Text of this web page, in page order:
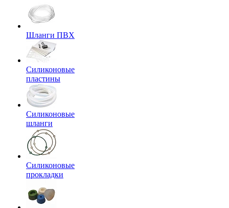
Шланги ПВХ
Силиконовые
пластины
Силиконовые
шланги
Силиконовые
прокладки